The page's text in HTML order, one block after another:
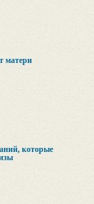
матери
которые